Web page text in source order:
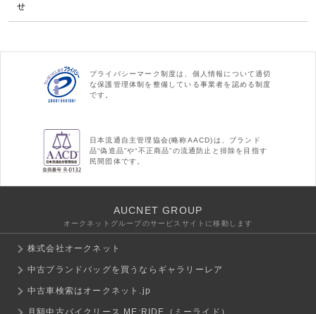
せ
プライバシーマーク制度は、個人情報について適切
な保護管理体制を整備している事業者を認める制度
です。
日本流通自主管理協会(略称AACD)は、ブランド
品“偽造品”や“不正商品”の流通防止と排除を目指す
民間団体です。
AUCNET GROUP
オークネットグループのサービスサイトに移動します
株式会社オークネット
中古ブランドバッグを買うならギャラリーレア
中古車検索はオークネット.jp
月額中古バイクリース ME:RIDE（ミーライド）